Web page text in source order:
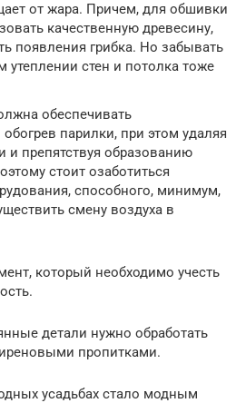
от жара. Причем, для обшивки
качественную древесину,
появления грибка. Но забывать
утеплении стен и потолка тоже
обеспечивать
парилки, при этом удаляя
и препятствуя образованию
стоит озаботиться
способного, минимум,
смену воздуха в
который необходимо учесть
детали нужно обработать
пропитками.
усадьбах стало модным